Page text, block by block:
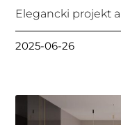
Elegancki projekt
2025-06-26